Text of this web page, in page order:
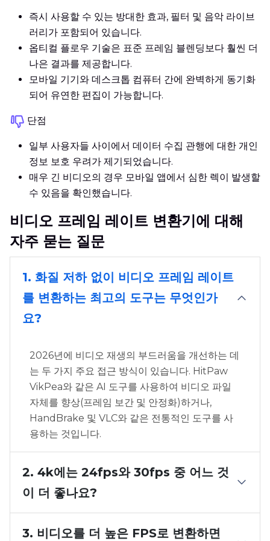
즉시 사용할 수 있는 방대한 효과, 필터 및 음악 라이브
러리가 포함되어 있습니다.
옵티컬 플로우 기술은 표준 프레임 블렌딩보다 훨씬 더
나은 결과를 제공합니다.
모바일 기기와 데스크톱 컴퓨터 간에 완벽하게 동기화
되어 유연한 편집이 가능합니다.
단점
일부 사용자들 사이에서 데이터 수집 관행에 대한 개인
정보 보호 우려가 제기되었습니다.
매우 긴 비디오의 경우 모바일 앱에서 심한 렉이 발생할
수 있음을 확인했습니다.
비디오 프레임 레이트 변환기에 대해
자주 묻는 질문
1. 화질 저하 없이 비디오 프레임 레이트
를 변환하는 최고의 도구는 무엇인가
요?
2026년에 비디오 재생의 부드러움을 개선하는 데
는 두 가지 주요 접근 방식이 있습니다. HitPaw
VikPea와 같은 AI 도구를 사용하여 비디오 파일
자체를 향상(프레임 보간 및 안정화)하거나,
HandBrake 및 VLC와 같은 전통적인 도구를 사
용하는 것입니다.
2. 4k에는 24fps와 30fps 중 어느 것
이 더 좋나요?
3. 비디오를 더 높은 FPS로 변환하면